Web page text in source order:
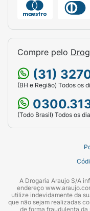
Compre pelo
(31)
(BH e Região) Todos os
(Todo Brasil) Todos os
A Drogaria Araujo S/A
endereço
utilize indevidamente da
que não sejam realizadas
de forma fraudulenta da